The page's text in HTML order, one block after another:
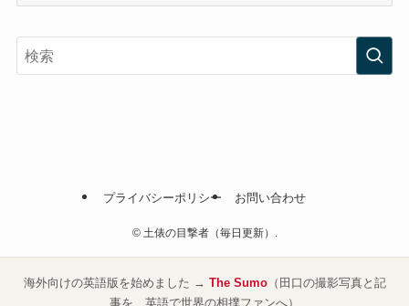
事
＆
プライバシーポリシー お問い合わせ
©土俵の目撃者（毎日更新）.
海外向けの英語版を始めました → The Sumo（田口の撮影写真と記
事を、英語で世界の相撲ファンへ）